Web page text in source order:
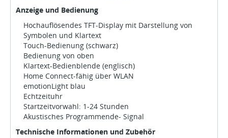
Anzeige und Bedienung
Hochauflösendes TFT-Display mit Darstellung von
Symbolen und Klartext
Touch-Bedienung (schwarz)
Bedienung von oben
Klartext-Bedienblende (englisch)
Home Connect-fähig über WLAN
emotionLight blau
Echtzeituhr
Startzeitvorwahl: 1-24 Stunden
Akustisches Programmende- Signal
Technische Informationen und Zubehör